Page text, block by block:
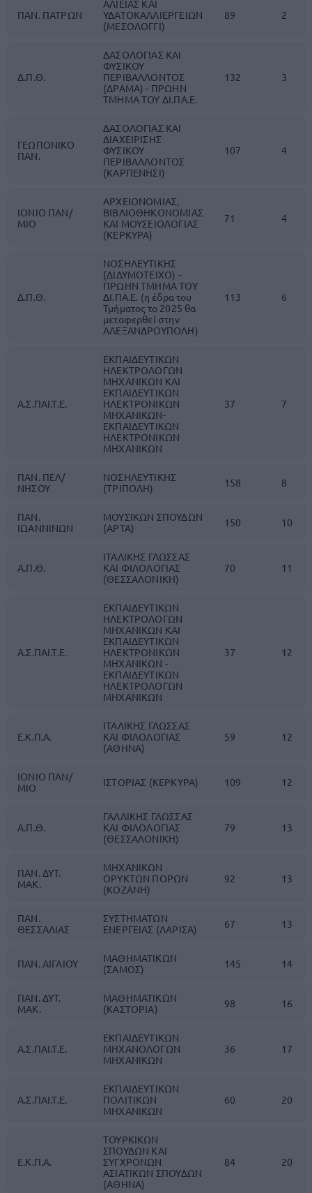
ΠΑΝ. ΠΑΤΡΩΝ
ΑΛΙΕΙΑΣ ΚΑΙ
ΥΔΑΤΟΚΑΛΛΙΕΡΓΕΙΩΝ
(ΜΕΣΟΛΟΓΓΙ)
89 2
Δ.Π.Θ.
ΔΑΣΟΛΟΓΙΑΣ ΚΑΙ
ΦΥΣΙΚΟΥ
ΠΕΡΙΒΑΛΛΟΝΤΟΣ
(ΔΡΑΜΑ) - ΠΡΩΗΝ
ΤΜΗΜΑ ΤΟΥ ΔΙ.ΠΑ.Ε.
132 3
ΓΕΩΠΟΝΙΚΟ
ΠΑΝ.
ΔΑΣΟΛΟΓΙΑΣ ΚΑΙ
ΔΙΑΧΕΙΡΙΣΗΣ
ΦΥΣΙΚΟΥ
ΠΕΡΙΒΑΛΛΟΝΤΟΣ
(ΚΑΡΠΕΝΗΣΙ)
107 4
ΙΟΝΙΟ ΠΑΝ/
ΜΙΟ
ΑΡΧΕΙΟΝΟΜΙΑΣ,
ΒΙΒΛΙΟΘΗΚΟΝΟΜΙΑΣ
ΚΑΙ ΜΟΥΣΕΙΟΛΟΓΙΑΣ
(ΚΕΡΚΥΡΑ)
71 4
Δ.Π.Θ.
ΝΟΣΗΛΕΥΤΙΚΗΣ
(ΔΙΔΥΜΟΤΕΙΧΟ) -
ΠΡΩΗΝ ΤΜΗΜΑ ΤΟΥ
ΔΙ.ΠΑ.Ε. (η έδρα του
Τμήματος το 2025 θα
μεταφερθεί στην
ΑΛΕΞΑΝΔΡΟΥΠΟΛΗ)
113 6
Α.Σ.ΠΑΙ.Τ.Ε.
ΕΚΠΑΙΔΕΥΤΙΚΩΝ
ΗΛΕΚΤΡΟΛΟΓΩΝ
ΜΗΧΑΝΙΚΩΝ ΚΑΙ
ΕΚΠΑΙΔΕΥΤΙΚΩΝ
ΗΛΕΚΤΡΟΝΙΚΩΝ
ΜΗΧΑΝΙΚΩΝ-
ΕΚΠΑΙΔΕΥΤΙΚΩΝ
ΗΛΕΚΤΡΟΝΙΚΩΝ
ΜΗΧΑΝΙΚΩΝ
37 7
ΠΑΝ. ΠΕΛ/
ΝΗΣΟΥ
ΝΟΣΗΛΕΥΤΙΚΗΣ
(ΤΡΙΠΟΛΗ)
158 8
ΠΑΝ.
ΙΩΑΝΝΙΝΩΝ
ΜΟΥΣΙΚΩΝ ΣΠΟΥΔΩΝ
(ΑΡΤΑ)
150 10
Α.Π.Θ.
ΙΤΑΛΙΚΗΣ ΓΛΩΣΣΑΣ
ΚΑΙ ΦΙΛΟΛΟΓΙΑΣ
(ΘΕΣΣΑΛΟΝΙΚΗ)
70 11
Α.Σ.ΠΑΙ.Τ.Ε.
ΕΚΠΑΙΔΕΥΤΙΚΩΝ
ΗΛΕΚΤΡΟΛΟΓΩΝ
ΜΗΧΑΝΙΚΩΝ ΚΑΙ
ΕΚΠΑΙΔΕΥΤΙΚΩΝ
ΗΛΕΚΤΡΟΝΙΚΩΝ
ΜΗΧΑΝΙΚΩΝ -
ΕΚΠΑΙΔΕΥΤΙΚΩΝ
ΗΛΕΚΤΡΟΛΟΓΩΝ
ΜΗΧΑΝΙΚΩΝ
37 12
Ε.Κ.Π.Α.
ΙΤΑΛΙΚΗΣ ΓΛΩΣΣΑΣ
ΚΑΙ ΦΙΛΟΛΟΓΙΑΣ
(ΑΘΗΝΑ)
59 12
ΙΟΝΙΟ ΠΑΝ/
ΜΙΟ
ΙΣΤΟΡΙΑΣ (ΚΕΡΚΥΡΑ) 109 12
Α.Π.Θ.
ΓΑΛΛΙΚΗΣ ΓΛΩΣΣΑΣ
ΚΑΙ ΦΙΛΟΛΟΓΙΑΣ
(ΘΕΣΣΑΛΟΝΙΚΗ)
79 13
ΠΑΝ. ΔΥΤ.
ΜΑΚ.
ΜΗΧΑΝΙΚΩΝ
ΟΡΥΚΤΩΝ ΠΟΡΩΝ
(ΚΟΖΑΝΗ)
92 13
ΠΑΝ.
ΘΕΣΣΑΛΙΑΣ
ΣΥΣΤΗΜΑΤΩΝ
ΕΝΕΡΓΕΙΑΣ (ΛΑΡΙΣΑ)
67 13
ΠΑΝ. ΑΙΓΑΙΟΥ
ΜΑΘΗΜΑΤΙΚΩΝ
(ΣΑΜΟΣ)
145 14
ΠΑΝ. ΔΥΤ.
ΜΑΚ.
ΜΑΘΗΜΑΤΙΚΩΝ
(ΚΑΣΤΟΡΙΑ)
98 16
Α.Σ.ΠΑΙ.Τ.Ε.
ΕΚΠΑΙΔΕΥΤΙΚΩΝ
ΜΗΧΑΝΟΛΟΓΩΝ
ΜΗΧΑΝΙΚΩΝ
36 17
Α.Σ.ΠΑΙ.Τ.Ε.
ΕΚΠΑΙΔΕΥΤΙΚΩΝ
ΠΟΛΙΤΙΚΩΝ
ΜΗΧΑΝΙΚΩΝ
60 20
Ε.Κ.Π.Α.
ΤΟΥΡΚΙΚΩΝ
ΣΠΟΥΔΩΝ ΚΑΙ
ΣΥΓΧΡΟΝΩΝ
ΑΣΙΑΤΙΚΩΝ ΣΠΟΥΔΩΝ
(ΑΘΗΝΑ)
84 20